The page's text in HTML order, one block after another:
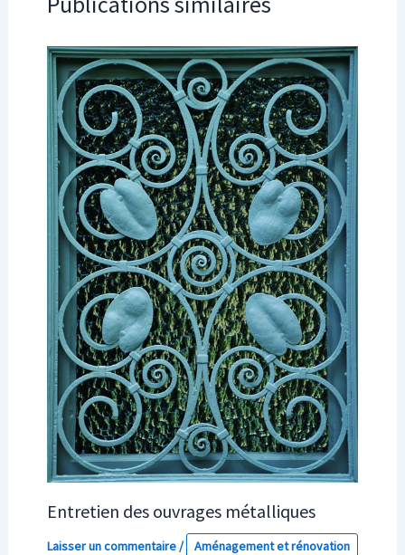
Entretien des ouvrages métalliques
Laisser un commentaire/ Aménagement et rénovation